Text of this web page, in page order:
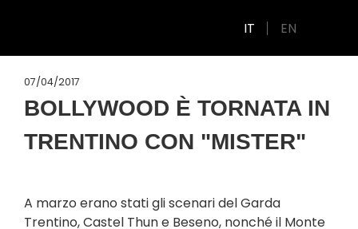
IT EN
07/04/2017
BOLLYWOOD È TORNATA IN
TRENTINO CON "MISTER"
A marzo erano stati gli scenari del Garda
Trentino, Castel Thun e Beseno, nonché il Monte